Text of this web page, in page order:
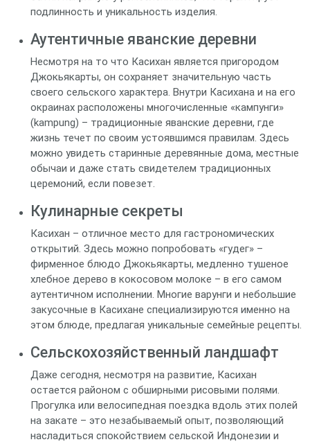
подлинность и уникальность изделия.
Аутентичные яванские деревни
Несмотря на то что Касихан является пригородом
Джокьякарты, он сохраняет значительную часть
своего сельского характера. Внутри Касихана и на его
окраинах расположены многочисленные «кампунги»
(kampung) – традиционные яванские деревни, где
жизнь течет по своим устоявшимся правилам. Здесь
можно увидеть старинные деревянные дома, местные
обычаи и даже стать свидетелем традиционных
церемоний, если повезет.
Кулинарные секреты
Касихан – отличное место для гастрономических
открытий. Здесь можно попробовать «гудег» –
фирменное блюдо Джокьякарты, медленно тушеное
хлебное дерево в кокосовом молоке – в его самом
аутентичном исполнении. Многие варунги и небольшие
закусочные в Касихане специализируются именно на
этом блюде, предлагая уникальные семейные рецепты.
Сельскохозяйственный ландшафт
Даже сегодня, несмотря на развитие, Касихан
остается районом с обширными рисовыми полями.
Прогулка или велосипедная поездка вдоль этих полей
на закате – это незабываемый опыт, позволяющий
насладиться спокойствием сельской Индонезии и